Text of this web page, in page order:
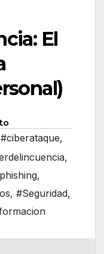
El
#ciberataque,
,
,
, #Seguridad,